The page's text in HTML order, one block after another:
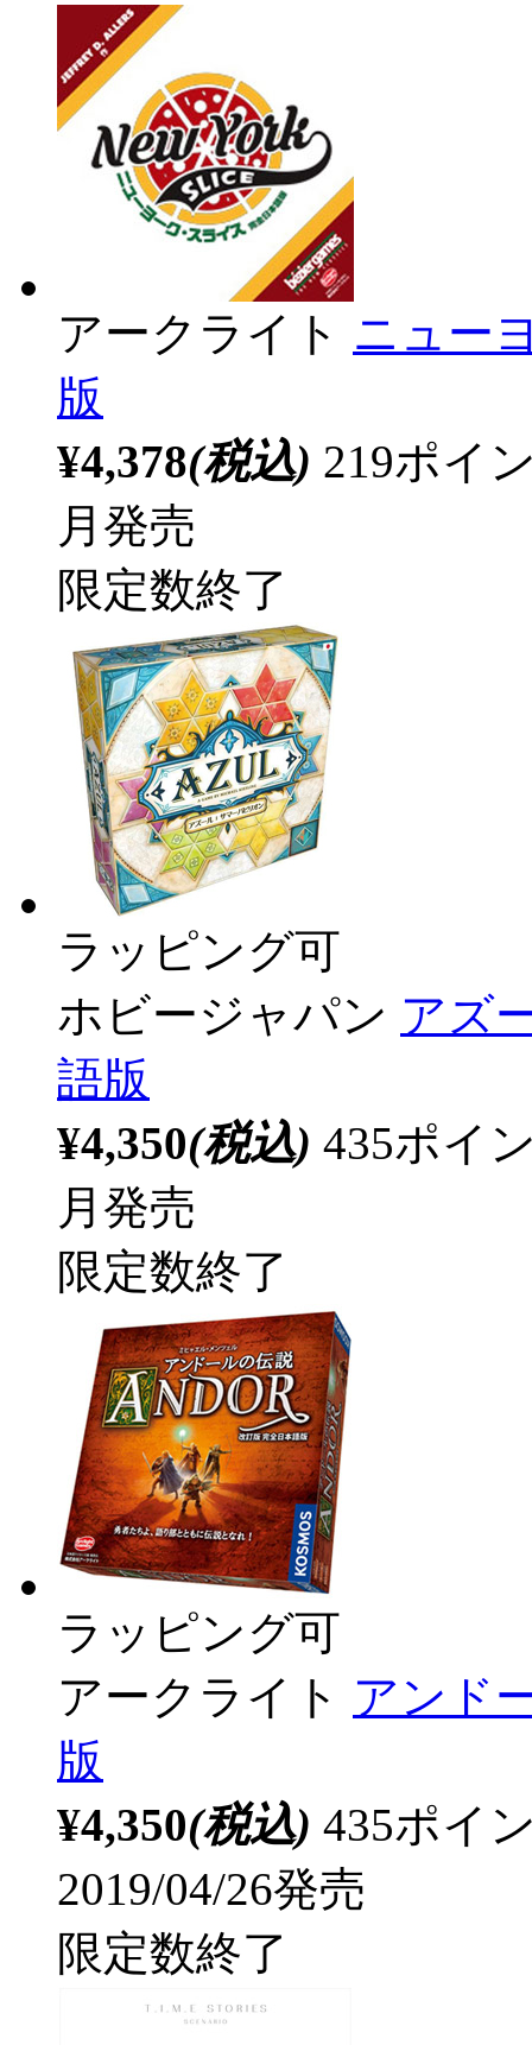
アークライト ニュー
版
¥4,378(税込) 219ポイ
月発売
限定数終了
ラッピング可
ホビージャパン アズ
語版
¥4,350(税込) 435ポイ
月発売
限定数終了
ラッピング可
アークライト アンド
版
¥4,350(税込) 435ポイ
2019/04/26発売
限定数終了